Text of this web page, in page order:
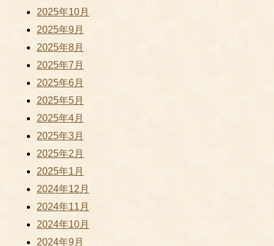
2025年10月
2025年9月
2025年8月
2025年7月
2025年6月
2025年5月
2025年4月
2025年3月
2025年2月
2025年1月
2024年12月
2024年11月
2024年10月
2024年9月